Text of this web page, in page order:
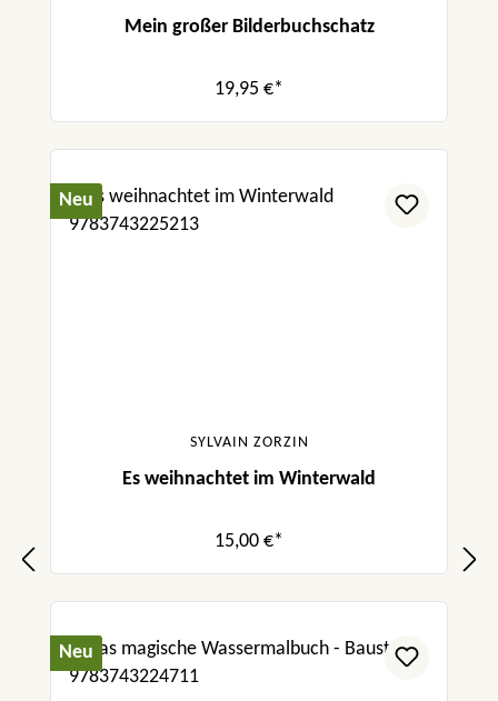
Mein großer Bilderbuchschatz
19,95 €*
Neu
SYLVAIN ZORZIN
Es weihnachtet im Winterwald
15,00 €*
Neu